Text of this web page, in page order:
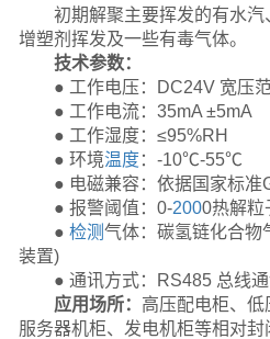
初期解聚主要挥发的有水汽
增塑剂挥发及一些有毒气体。
技术参数：
● 工作电压：DC24V 宽压范
● 工作电流：35mA ±5mA
● 工作湿度：≤95%RH
● 环境温度：-10℃-55℃
● 电磁兼容：依据国家标准
● 报警阈值：0-2000热解粒
● 检测气体：碳氢链化合物
装置)
● 通讯方式：RS485 总线通
应用场所： 高压配电柜、低
服务器机柜、发电机柜等相对封